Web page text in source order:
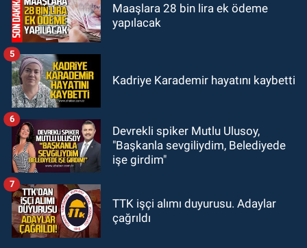
Maaşlara 28 bin lira ek ödeme
yapılacak
Kadriye Karademir hayatını kaybetti
5
Devrekli spiker Mutlu Ulusoy,
"Başkanla sevgiliydim, Belediyede
işe girdim"
6
TTK işçi alımı duyurusu. Adaylar
çağrıldı
7